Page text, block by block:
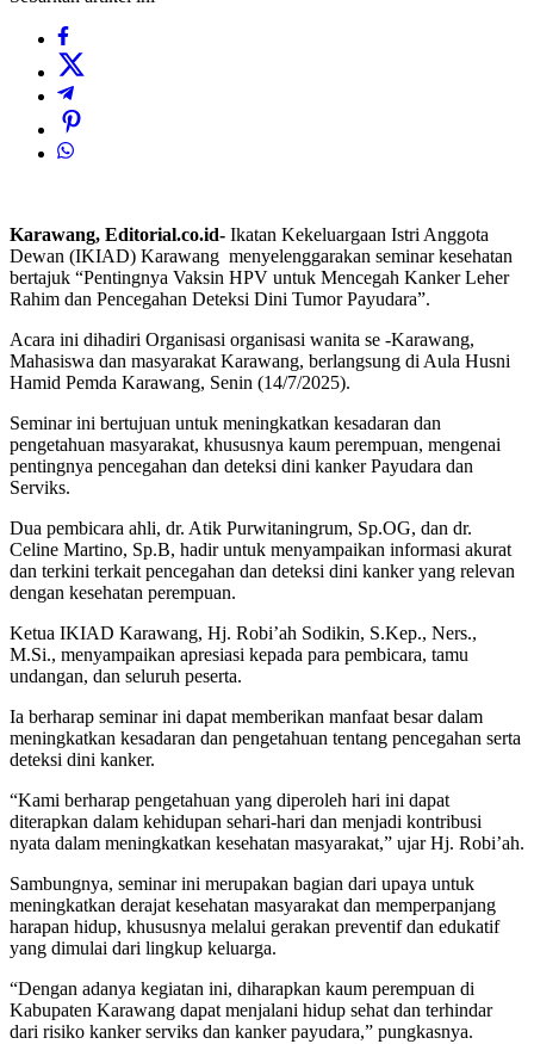
Karawang, Editorial.co.id- Ikatan Kekeluargaan Istri Anggota
Dewan (IKIAD) Karawang menyelenggarakan seminar kesehatan
bertajuk “Pentingnya Vaksin HPV untuk Mencegah Kanker Leher
Rahim dan Pencegahan Deteksi Dini Tumor Payudara”.
Acara ini dihadiri Organisasi organisasi wanita se -Karawang,
Mahasiswa dan masyarakat Karawang, berlangsung di Aula Husni
Hamid Pemda Karawang, Senin (14/7/2025).
Seminar ini bertujuan untuk meningkatkan kesadaran dan
pengetahuan masyarakat, khususnya kaum perempuan, mengenai
pentingnya pencegahan dan deteksi dini kanker Payudara dan
Serviks.
Dua pembicara ahli, dr. Atik Purwitaningrum, Sp.OG, dan dr.
Celine Martino, Sp.B, hadir untuk menyampaikan informasi akurat
dan terkini terkait pencegahan dan deteksi dini kanker yang relevan
dengan kesehatan perempuan.
Ketua IKIAD Karawang, Hj. Robi’ah Sodikin, S.Kep., Ners.,
M.Si., menyampaikan apresiasi kepada para pembicara, tamu
undangan, dan seluruh peserta.
Ia berharap seminar ini dapat memberikan manfaat besar dalam
meningkatkan kesadaran dan pengetahuan tentang pencegahan serta
deteksi dini kanker.
“Kami berharap pengetahuan yang diperoleh hari ini dapat
diterapkan dalam kehidupan sehari-hari dan menjadi kontribusi
nyata dalam meningkatkan kesehatan masyarakat,” ujar Hj. Robi’ah.
Sambungnya, seminar ini merupakan bagian dari upaya untuk
meningkatkan derajat kesehatan masyarakat dan memperpanjang
harapan hidup, khususnya melalui gerakan preventif dan edukatif
yang dimulai dari lingkup keluarga.
“Dengan adanya kegiatan ini, diharapkan kaum perempuan di
Kabupaten Karawang dapat menjalani hidup sehat dan terhindar
dari risiko kanker serviks dan kanker payudara,” pungkasnya.